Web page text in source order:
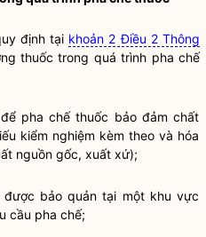
định tại khoản 2 Điều 2 Thông
thuốc trong quá trình pha chế
pha chế thuốc bảo đảm chất
kiểm nghiệm kèm theo và hóa
nguồn gốc, xuất xứ);
bảo quản tại một khu vực
cầu pha chế;